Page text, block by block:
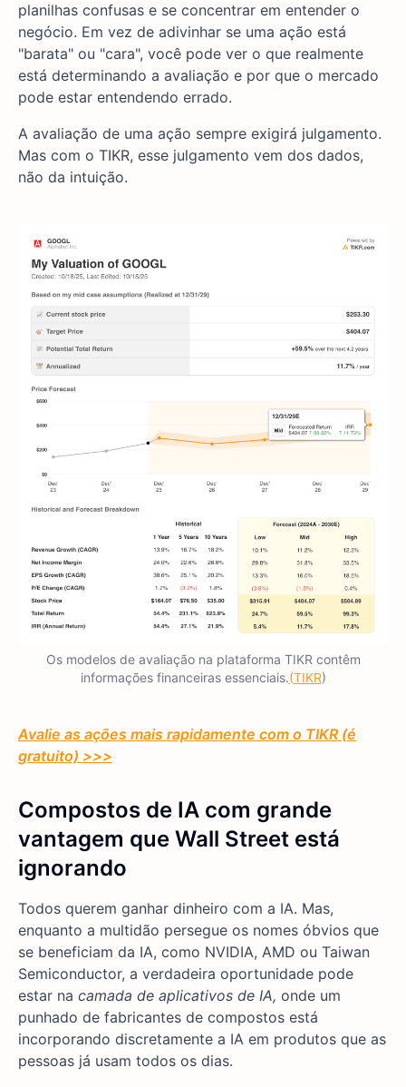
planilhas confusas e se concentrar em entender o
negócio. Em vez de adivinhar se uma ação está
"barata" ou "cara", você pode ver o que realmente
está determinando a avaliação e por que o mercado
pode estar entendendo errado.
A avaliação de uma ação sempre exigirá julgamento.
Mas com o TIKR, esse julgamento vem dos dados,
não da intuição.
Os modelos de avaliação na plataforma TIKR contêm
informações financeiras essenciais.(TIKR)
Avalie as ações mais rapidamente com o TIKR (é
gratuito) >>>
Compostos de IA com grande
vantagem que Wall Street está
ignorando
Todos querem ganhar dinheiro com a IA. Mas,
enquanto a multidão persegue os nomes óbvios que
se beneficiam da IA, como NVIDIA, AMD ou Taiwan
Semiconductor, a verdadeira oportunidade pode
estar na camada de aplicativos de IA, onde um
punhado de fabricantes de compostos está
incorporando discretamente a IA em produtos que as
pessoas já usam todos os dias.